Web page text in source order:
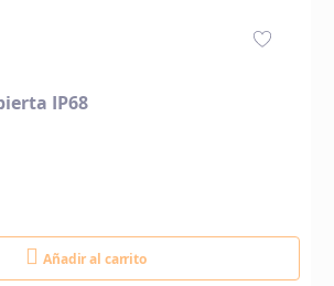
IP68
Añadir al carrito